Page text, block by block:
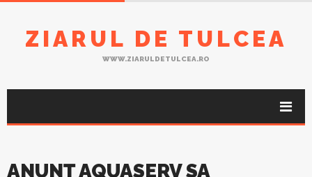
ZIARUL DE TULCEA
WWW.ZIARULDETULCEA.RO
ANUNȚ AQUASERV SA